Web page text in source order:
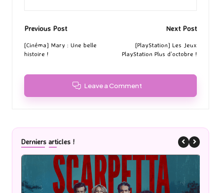
Post
navigation
Previous Post
[Cinéma] Mary : Une belle
histoire !
Next Post
[PlayStation] Les Jeux
PlayStation Plus d’octobre !
Leave a Comment
Derniers articles !